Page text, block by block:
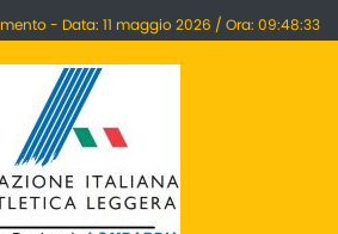
- Data: 11 maggio 2026 / Ora: 09:48:33